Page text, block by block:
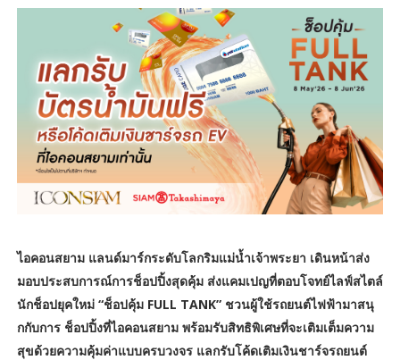
ไอคอนสยาม แลนด์มาร์กระดับโลกริมแม่น้ำเจ้าพระยา เดินหน้าส่ง
มอบประสบการณ์การช็อปปิ้งสุดคุ้ม ส่งแคมเปญที่ตอบโจทย์ไลฟ์สไตล์
นักช็อปยุคใหม่ “ช็อปคุ้ม FULL TANK” ชวนผู้ใช้รถยนต์ไฟฟ้ามาสนุ
กกับการ ช็อปปิ้งที่ไอคอนสยาม พร้อมรับสิทธิพิเศษที่จะเติมเต็มความ
สุขด้วยความคุ้มค่าแบบครบวงจร แลกรับโค้ดเติมเงินชาร์จรถยนต์